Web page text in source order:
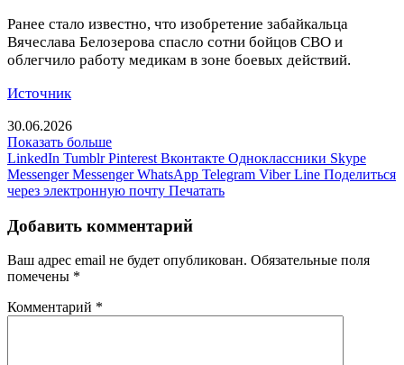
Ранее стало известно, что изобретение забайкальца
Вячеслава Белозерова спасло сотни бойцов СВО и
облегчило работу медикам в зоне боевых действий.
Источник
30.06.2026
Показать больше
LinkedIn Tumblr Pinterest Вконтакте Одноклассники Skype
Messenger Messenger WhatsApp Telegram Viber Line Поделиться
через электронную почту Печатать
Добавить комментарий
Ваш адрес email не будет опубликован. Обязательные поля
помечены *
Комментарий *